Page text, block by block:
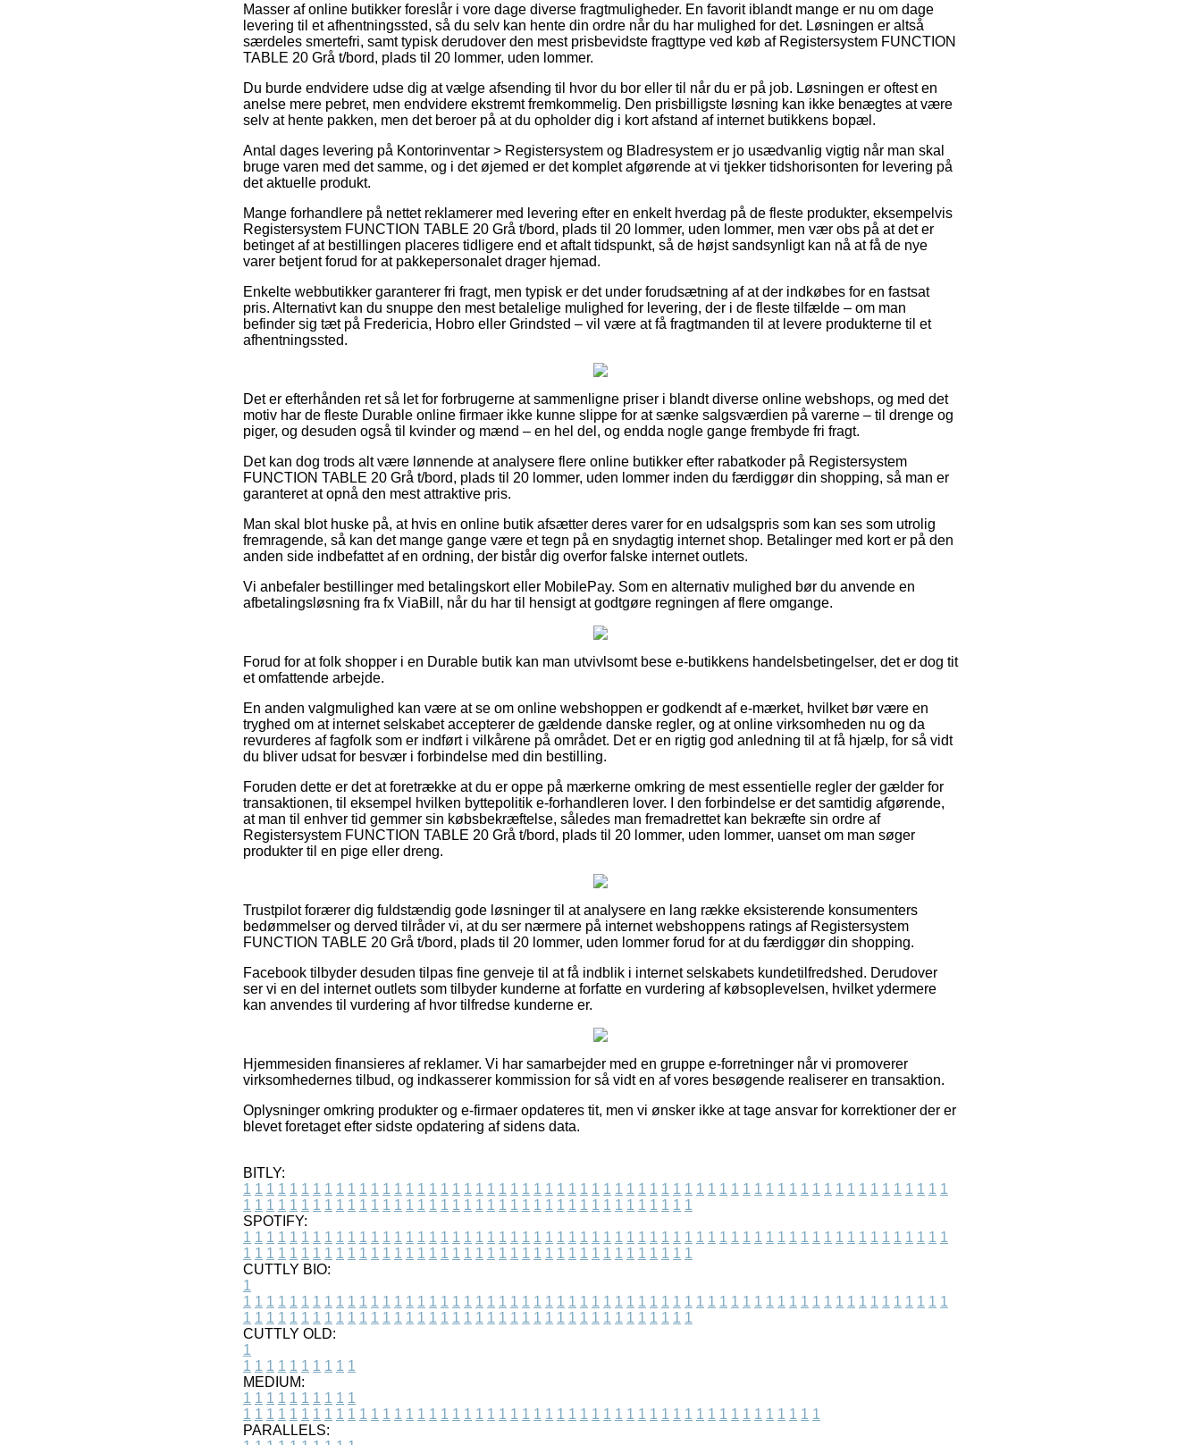
Masser af online butikker foreslår i vore dage diverse fragtmuligheder. En favorit iblandt mange er nu om dage
levering til et afhentningssted, så du selv kan hente din ordre når du har mulighed for det. Løsningen er altså
særdeles smertefri, samt typisk derudover den mest prisbevidste fragttype ved køb af Registersystem FUNCTION
TABLE 20 Grå t/bord, plads til 20 lommer, uden lommer.
Du burde endvidere udse dig at vælge afsending til hvor du bor eller til når du er på job. Løsningen er oftest en
anelse mere pebret, men endvidere ekstremt fremkommelig. Den prisbilligste løsning kan ikke benægtes at være
selv at hente pakken, men det beroer på at du opholder dig i kort afstand af internet butikkens bopæl.
Antal dages levering på Kontorinventar > Registersystem og Bladresystem er jo usædvanlig vigtig når man skal
bruge varen med det samme, og i det øjemed er det komplet afgørende at vi tjekker tidshorisonten for levering på
det aktuelle produkt.
Mange forhandlere på nettet reklamerer med levering efter en enkelt hverdag på de fleste produkter, eksempelvis
Registersystem FUNCTION TABLE 20 Grå t/bord, plads til 20 lommer, uden lommer, men vær obs på at det er
betinget af at bestillingen placeres tidligere end et aftalt tidspunkt, så de højst sandsynligt kan nå at få de nye
varer betjent forud for at pakkepersonalet drager hjemad.
Enkelte webbutikker garanterer fri fragt, men typisk er det under forudsætning af at der indkøbes for en fastsat
pris. Alternativt kan du snuppe den mest betalelige mulighed for levering, der i de fleste tilfælde – om man
befinder sig tæt på Fredericia, Hobro eller Grindsted – vil være at få fragtmanden til at levere produkterne til et
afhentningssted.
Det er efterhånden ret så let for forbrugerne at sammenligne priser i blandt diverse online webshops, og med det
motiv har de fleste Durable online firmaer ikke kunne slippe for at sænke salgsværdien på varerne – til drenge og
piger, og desuden også til kvinder og mænd – en hel del, og endda nogle gange frembyde fri fragt.
Det kan dog trods alt være lønnende at analysere flere online butikker efter rabatkoder på Registersystem
FUNCTION TABLE 20 Grå t/bord, plads til 20 lommer, uden lommer inden du færdiggør din shopping, så man er
garanteret at opnå den mest attraktive pris.
Man skal blot huske på, at hvis en online butik afsætter deres varer for en udsalgspris som kan ses som utrolig
fremragende, så kan det mange gange være et tegn på en snydagtig internet shop. Betalinger med kort er på den
anden side indbefattet af en ordning, der bistår dig overfor falske internet outlets.
Vi anbefaler bestillinger med betalingskort eller MobilePay. Som en alternativ mulighed bør du anvende en
afbetalingsløsning fra fx ViaBill, når du har til hensigt at godtgøre regningen af flere omgange.
Forud for at folk shopper i en Durable butik kan man utvivlsomt bese e-butikkens handelsbetingelser, det er dog tit
et omfattende arbejde.
En anden valgmulighed kan være at se om online webshoppen er godkendt af e-mærket, hvilket bør være en
tryghed om at internet selskabet accepterer de gældende danske regler, og at online virksomheden nu og da
revurderes af fagfolk som er indført i vilkårene på området. Det er en rigtig god anledning til at få hjælp, for så vidt
du bliver udsat for besvær i forbindelse med din bestilling.
Foruden dette er det at foretrække at du er oppe på mærkerne omkring de mest essentielle regler der gælder for
transaktionen, til eksempel hvilken byttepolitik e-forhandleren lover. I den forbindelse er det samtidig afgørende,
at man til enhver tid gemmer sin købsbekræftelse, således man fremadrettet kan bekræfte sin ordre af
Registersystem FUNCTION TABLE 20 Grå t/bord, plads til 20 lommer, uden lommer, uanset om man søger
produkter til en pige eller dreng.
Trustpilot forærer dig fuldstændig gode løsninger til at analysere en lang række eksisterende konsumenters
bedømmelser og derved tilråder vi, at du ser nærmere på internet webshoppens ratings af Registersystem
FUNCTION TABLE 20 Grå t/bord, plads til 20 lommer, uden lommer forud for at du færdiggør din shopping.
Facebook tilbyder desuden tilpas fine genveje til at få indblik i internet selskabets kundetilfredshed. Derudover
ser vi en del internet outlets som tilbyder kunderne at forfatte en vurdering af købsoplevelsen, hvilket ydermere
kan anvendes til vurdering af hvor tilfredse kunderne er.
Hjemmesiden finansieres af reklamer. Vi har samarbejder med en gruppe e-forretninger når vi promoverer
virksomhedernes tilbud, og indkasserer kommission for så vidt en af vores besøgende realiserer en transaktion.
Oplysninger omkring produkter og e-firmaer opdateres tit, men vi ønsker ikke at tage ansvar for korrektioner der er
blevet foretaget efter sidste opdatering af sidens data.
BITLY:
1 1 1 1 1 1 1 1 1 1 1 1 1 1 1 1 1 1 1 1 1 1 1 1 1 1 1 1 1 1 1 1 1 1 1 1 1 1 1 1 1 1 1 1 1 1 1 1 1 1 1 1 1 1 1 1 1 1 1 1 1
1 1 1 1 1 1 1 1 1 1 1 1 1 1 1 1 1 1 1 1 1 1 1 1 1 1 1 1 1 1 1 1 1 1 1 1 1 1 1
SPOTIFY:
1 1 1 1 1 1 1 1 1 1 1 1 1 1 1 1 1 1 1 1 1 1 1 1 1 1 1 1 1 1 1 1 1 1 1 1 1 1 1 1 1 1 1 1 1 1 1 1 1 1 1 1 1 1 1 1 1 1 1 1 1
1 1 1 1 1 1 1 1 1 1 1 1 1 1 1 1 1 1 1 1 1 1 1 1 1 1 1 1 1 1 1 1 1 1 1 1 1 1 1
CUTTLY BIO:
1
1 1 1 1 1 1 1 1 1 1 1 1 1 1 1 1 1 1 1 1 1 1 1 1 1 1 1 1 1 1 1 1 1 1 1 1 1 1 1 1 1 1 1 1 1 1 1 1 1 1 1 1 1 1 1 1 1 1 1 1 1
1 1 1 1 1 1 1 1 1 1 1 1 1 1 1 1 1 1 1 1 1 1 1 1 1 1 1 1 1 1 1 1 1 1 1 1 1 1 1
CUTTLY OLD:
1
1 1 1 1 1 1 1 1 1 1
MEDIUM:
1 1 1 1 1 1 1 1 1 1
1 1 1 1 1 1 1 1 1 1 1 1 1 1 1 1 1 1 1 1 1 1 1 1 1 1 1 1 1 1 1 1 1 1 1 1 1 1 1 1 1 1 1 1 1 1 1 1 1 1
PARALLELS: